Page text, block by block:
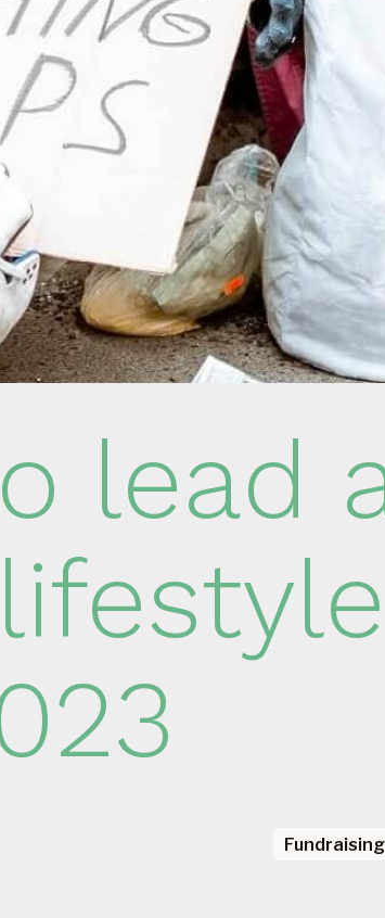
lead
Fundraising